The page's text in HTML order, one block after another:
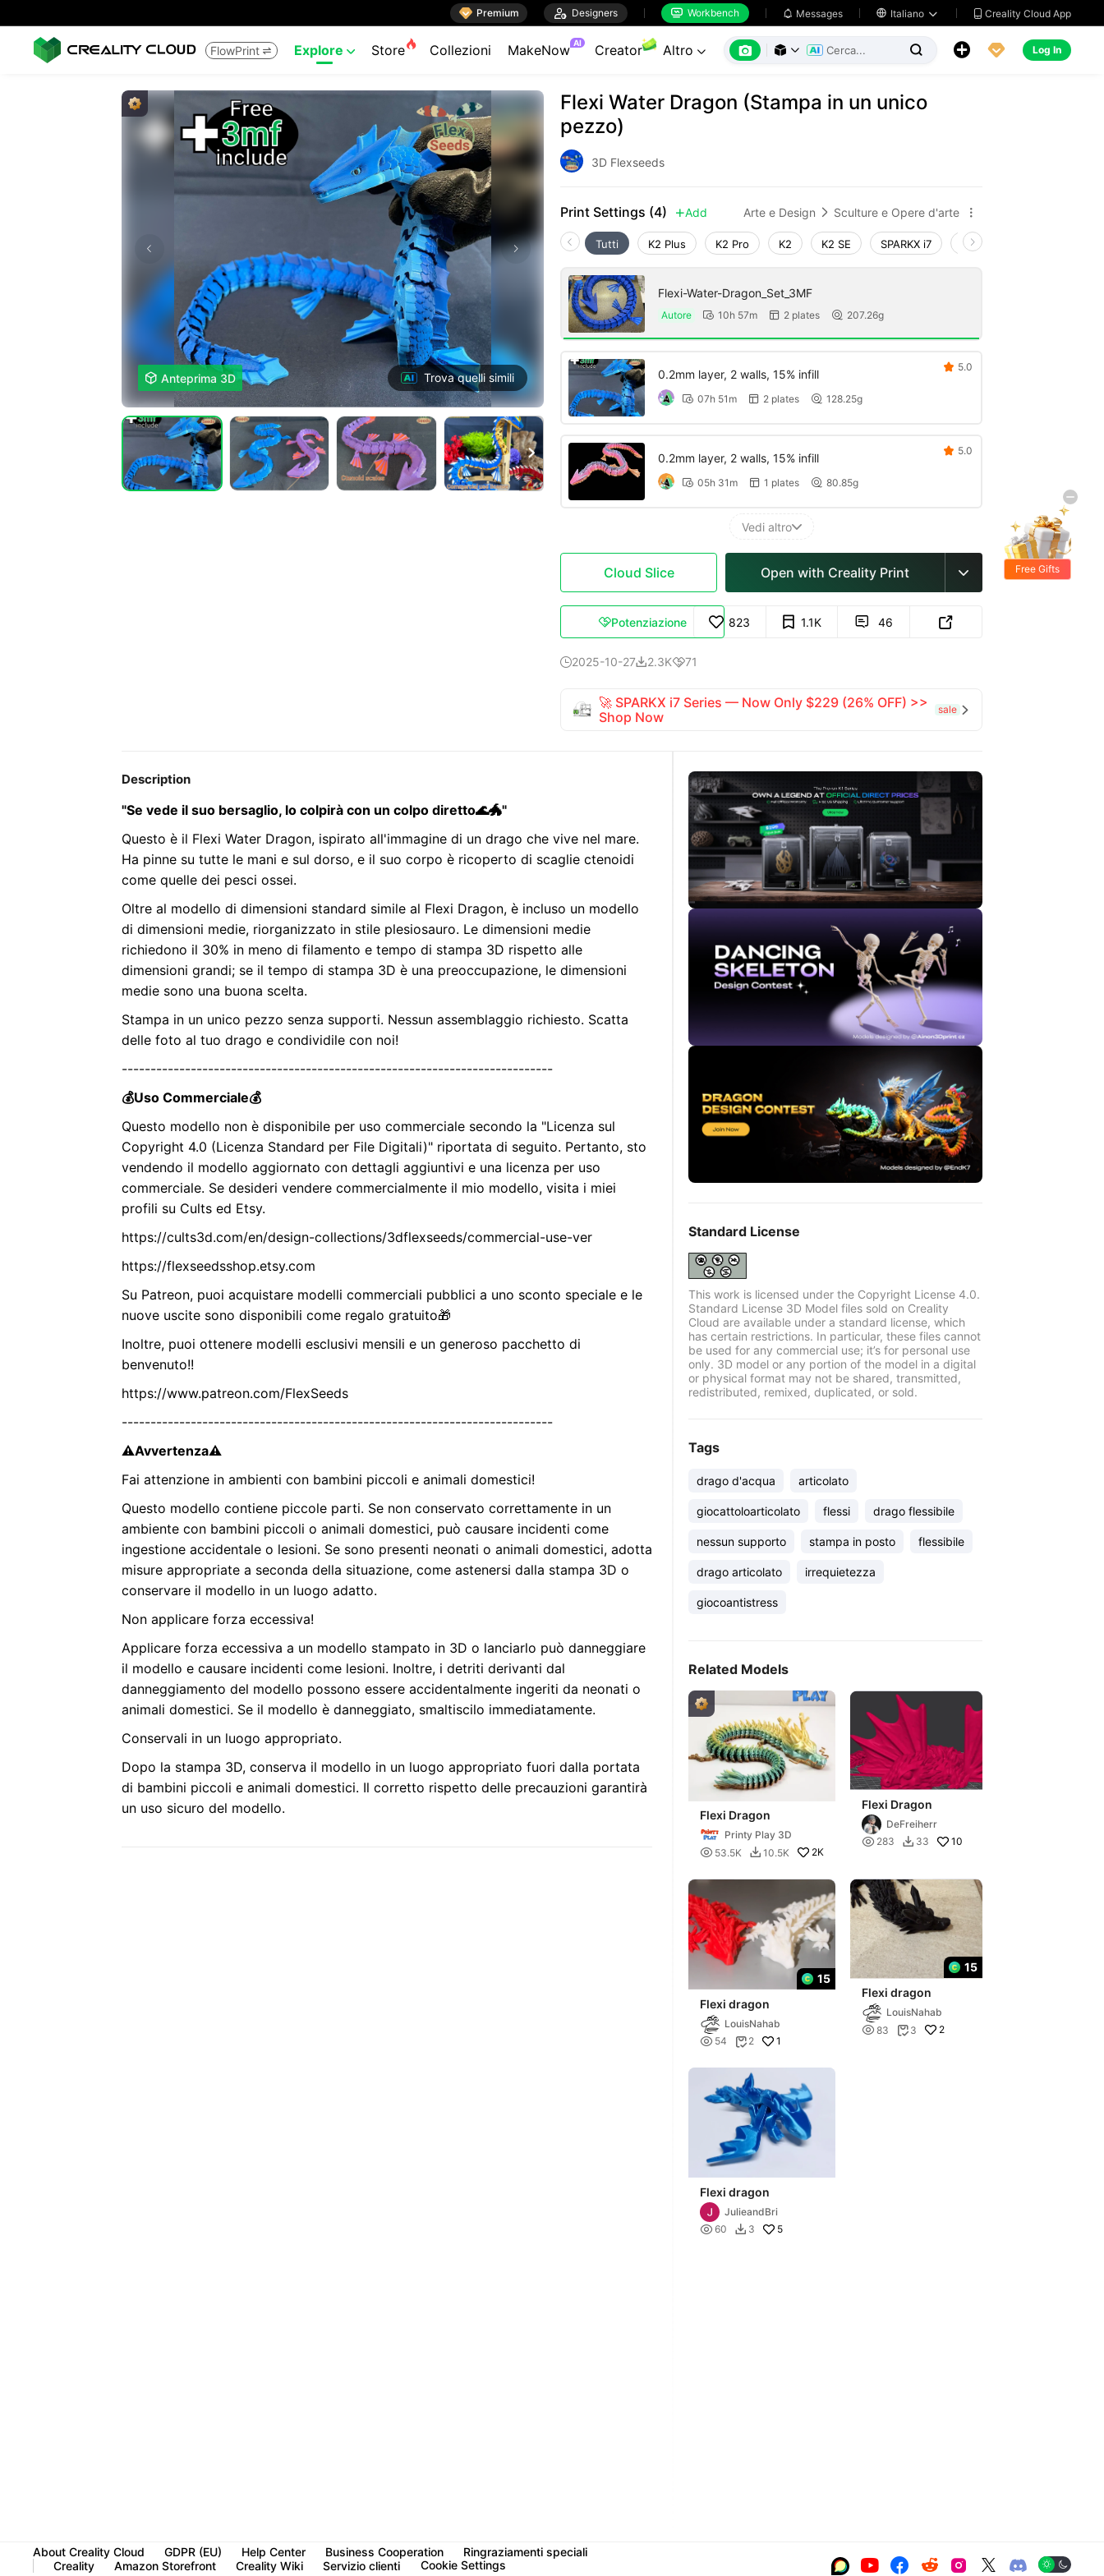
 Premium  Designers  Workbench  Messages  Italiano   Creality Cloud App
FlowPrint  Explore  Store Collezioni MakeNow AI Creator Altro        Log In
 Anteprima 3D Trova quelli simili

Flexi Water Dragon (Stampa in un unico
pezzo)
3D Flexseeds
Print Settings (4) Add Arte e Design  Sculture e Opere d'arte 
Tutti K2 Plus K2 Pro K2 K2 SE SPARKX i7 Creality Hi
Flexi-Water-Dragon_Set_3MF
Autore  10h 57m  2 plates  207.26g
0.2mm layer, 2 walls, 15% infill
 07h 51m  2 plates  128.25g
 5.0
0.2mm layer, 2 walls, 15% infill
 05h 31m  1 plates  80.85g
 5.0
Vedi altro
Cloud Slice Open with Creality Print 
Potenziazione 823 1.1K  46 
2025-10-272.3K71
🚀 SPARKX i7 Series — Now Only $229 (26% OFF) >>
Shop Now
sale 
Description
"Se vede il suo bersaglio, lo colpirà con un colpo diretto🌊🐲"
Questo è il Flexi Water Dragon, ispirato all'immagine di un drago che vive nel mare.
Ha pinne su tutte le mani e sul dorso, e il suo corpo è ricoperto di scaglie ctenoidi
come quelle dei pesci ossei.
Oltre al modello di dimensioni standard simile al Flexi Dragon, è incluso un modello
di dimensioni medie, riorganizzato in stile plesiosauro. Le dimensioni medie
richiedono il 30% in meno di filamento e tempo di stampa 3D rispetto alle
dimensioni grandi; se il tempo di stampa 3D è una preoccupazione, le dimensioni
medie sono una buona scelta.
Stampa in un unico pezzo senza supporti. Nessun assemblaggio richiesto. Scatta
delle foto al tuo drago e condividile con noi!
---------------------------------------------------------------------------
💰Uso Commerciale💰
Questo modello non è disponibile per uso commerciale secondo la "Licenza sul
Copyright 4.0 (Licenza Standard per File Digitali)" riportata di seguito. Pertanto, sto
vendendo il modello aggiornato con dettagli aggiuntivi e una licenza per uso
commerciale. Se desideri vendere commercialmente il mio modello, visita i miei
profili su Cults ed Etsy.
https://cults3d.com/en/design-collections/3dflexseeds/commercial-use-ver
https://flexseedsshop.etsy.com
Su Patreon, puoi acquistare modelli commerciali pubblici a uno sconto speciale e le
nuove uscite sono disponibili come regalo gratuito🎁
Inoltre, puoi ottenere modelli esclusivi mensili e un generoso pacchetto di
benvenuto!!
https://www.patreon.com/FlexSeeds
---------------------------------------------------------------------------
⚠Avvertenza⚠
Fai attenzione in ambienti con bambini piccoli e animali domestici!
Questo modello contiene piccole parti. Se non conservato correttamente in un
ambiente con bambini piccoli o animali domestici, può causare incidenti come
ingestione accidentale o lesioni. Se sono presenti neonati o animali domestici, adotta
misure appropriate a seconda della situazione, come astenersi dalla stampa 3D o
conservare il modello in un luogo adatto.
Non applicare forza eccessiva!
Applicare forza eccessiva a un modello stampato in 3D o lanciarlo può danneggiare
il modello e causare incidenti come lesioni. Inoltre, i detriti derivanti dal
danneggiamento del modello possono essere accidentalmente ingeriti da neonati o
animali domestici. Se il modello è danneggiato, smaltiscilo immediatamente.
Conservali in un luogo appropriato.
Dopo la stampa 3D, conserva il modello in un luogo appropriato fuori dalla portata
di bambini piccoli e animali domestici. Il corretto rispetto delle precauzioni garantirà
un uso sicuro del modello.
Standard License
This work is licensed under the Copyright License 4.0.
Standard License 3D Model files sold on Creality
Cloud are available under a standard license, which
has certain restrictions. In particular, these files cannot
be used for any commercial use; it’s for personal use
only. 3D model or any portion of the model in a digital
or physical format may not be shared, transmitted,
redistributed, remixed, duplicated, or sold.
Tags
drago d'acqua articolato
giocattoloarticolato flessi drago flessibile
nessun supporto stampa in posto flessibile
drago articolato irrequietezza
giocoantistress
Related Models
Flexi Dragon
Printy Play 3D
 53.5K  10.5K 2K
Flexi Dragon
DeFreiherr
 283  33 10
15
Flexi dragon
LouisNahab
 54  2 1
15
Flexi dragon
LouisNahab
 83  3 2
Flexi dragon
JulieandBri
 60  3 5
About Creality Cloud GDPR (EU) Help Center Business Cooperation
Ringraziamenti speciali
Creality
Amazon Storefront Creality Wiki Servizio clienti Cookie Settings      
Free Gifts